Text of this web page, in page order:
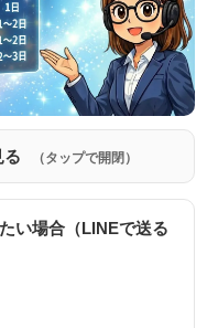
る （タップで開閉）
い場合（LINEで送る